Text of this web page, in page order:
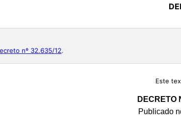
nº 32.635/12.
Este
DECRETO
Publicado